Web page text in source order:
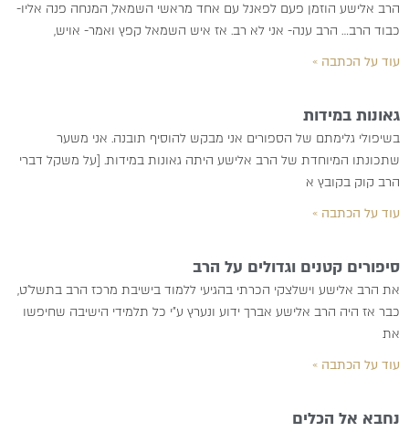
הרב אלישע הוזמן פעם לפאנל עם אחד מראשי השמאל, המנחה פנה אליו-
כבוד הרב… הרב ענה- אני לא רב. אז איש השמאל קפץ ואמר- אויש,
עוד על הכתבה »
גאונות במידות
בשיפולי גלימתם של הספורים אני מבקש להוסיף תובנה. אני משער
שתכונתו המיוחדת של הרב אלישע היתה גאונות במידות. [על משקל דברי
הרב קוק בקובץ א
עוד על הכתבה »
סיפורים קטנים וגדולים על הרב
את הרב אלישע וישלצקי הכרתי בהגיעי ללמוד בישיבת מרכז הרב בתשל’ט,
כבר אז היה הרב אלישע אברך ידוע ונערץ ע”י כל תלמידי הישיבה שחיפשו
את
עוד על הכתבה »
נחבא אל הכלים